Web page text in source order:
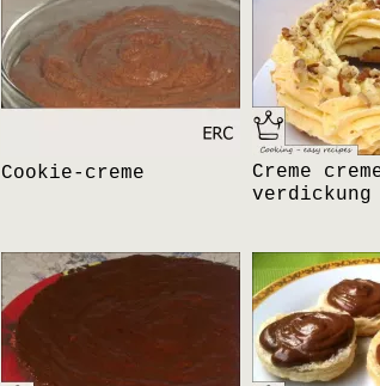
Cookie-creme
Creme
verdickung